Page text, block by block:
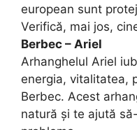
european sunt
Verifică, mai jos,
Berbec – Ariel
Arhanghelul Ariel
energia, vitalitatea,
Berbec. Acest
natură și te ajută